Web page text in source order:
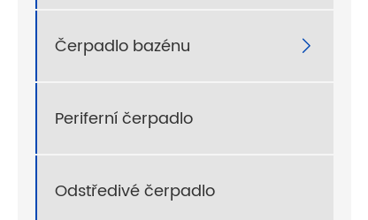
Čerpadlo bazénu 
Periferní čerpadlo
Odstředivé čerpadlo